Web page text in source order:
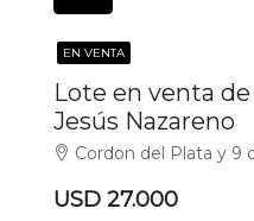
EN VENTA
Lote en venta
Jesús Nazareno
Cordon del Plata y 9 de
USD 27.000